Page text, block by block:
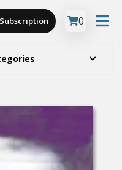
Subscription 0